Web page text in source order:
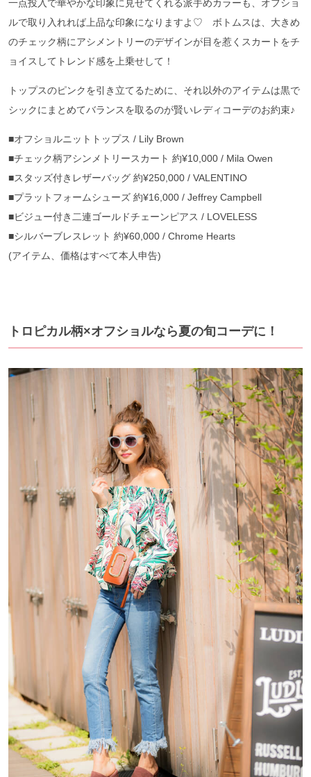
一点投入で華やかな印象に見せてくれる派手めカラーも、オフショ
ルで取り入れれば上品な印象になりますよ♡ ボトムスは、大きめ
のチェック柄にアシメントリーのデザインが目を惹くスカートをチ
ョイスしてトレンド感を上乗せして！
トップスのピンクを引き立てるために、それ以外のアイテムは黒で
シックにまとめてバランスを取るのが賢いレディコーデのお約束♪
■オフショルニットトップス / Lily Brown
■チェック柄アシンメトリースカート 約¥10,000 / Mila Owen
■スタッズ付きレザーバッグ 約¥250,000 / VALENTINO
■プラットフォームシューズ 約¥16,000 / Jeffrey Campbell
■ビジュー付き二連ゴールドチェーンピアス / LOVELESS
■シルバーブレスレット 約¥60,000 / Chrome Hearts
(アイテム、価格はすべて本人申告)
トロピカル柄×オフショルなら夏の旬コーデに！